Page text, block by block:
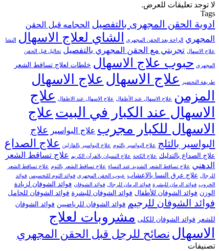
لا توجد تعليقات للعرض.
Tags
ادوية الحقن المجهرى بالتفصيل الحجامه قبل الحقن
المجهري
الراحة بعد الحقن المجهري الشاي لعلاج الاسهال النشا
علاج الاسهال تجربتي مع الحقن المجهري بالتفصيل تحاليل قبل الحقن
المجهري حبوب علاج الاسهال خلطات لعلاج تساقط الشعر
طريقة التحضير علاج الاسهال علاج الاسهال
المزمن
علاج الاسهال عند الأطفال علاج الاسهال عند الاطفال علاج
الاسهال عند الكبار في البيت علاج
الاسهال للكبار مجرب علاج البواسير علاج
البواسير بالثلج علاج البواسير بالثوم علاج البواسير بالفازلين علاج الصداع
علاج الصداع بالتدليك علاج الكحة علاج النسيان بالقرآن الكريم علاج تساقط الشعر
الدهني علاج تساقط الشعر الشديد عند النساء علاج تساقط الشعر بالثوم علاج تساقط الشعر
للرجال علاج عرق النسا بالاعشاب عيوب الحقن المجهري فوائد الثوم للتخسيس فوائد
الخروب فوائد الرمان للبشرة فوائد الرمان للرجال فوائد الشوفان فوائد الشوفان لزيادة
الوزن فوائد الشوفان للأطفال فوائد الشوفان للبشرة فوائد الشوفان للحامل
فوائد الشوفان للرجيم فوائد الشوفان للرياضيين فوائد الشوفان
للشعر فوائد الشوفان للكلى مشروبات لعلاج
الاسهال نصائح للرجل قبل الحقن المجهري
تصنيفات